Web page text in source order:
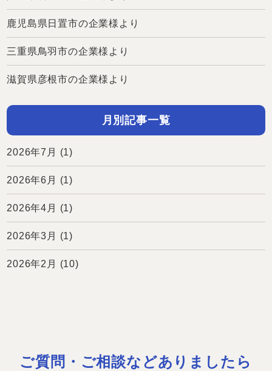
鹿児島県日置市の企業様より
三重県鳥羽市の企業様より
滋賀県彦根市の企業様より
月別記事一覧
2026年7月 (1)
2026年6月 (1)
2026年4月 (1)
2026年3月 (1)
2026年2月 (10)
ご質問・ご相談などありましたら